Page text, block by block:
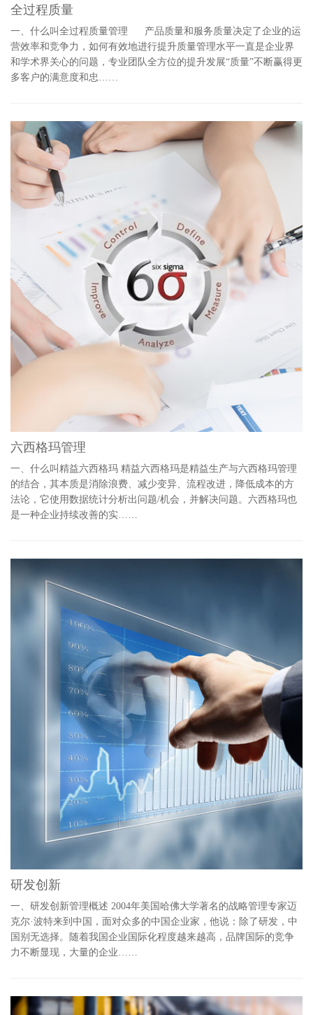
全过程质量
一、什么叫全过程质量管理 产品质量和服务质量决定了企业的运
营效率和竞争力，如何有效地进行提升质量管理水平一直是企业界
和学术界关心的问题，专业团队全方位的提升发展“质量”不断赢得更
多客户的满意度和忠……
六西格玛管理
一、什么叫精益六西格玛 精益六西格玛是精益生产与六西格玛管理
的结合，其本质是消除浪费、减少变异、流程改进，降低成本的方
法论，它使用数据统计分析出问题/机会，并解决问题。六西格玛也
是一种企业持续改善的实……
研发创新
一、研发创新管理概述 2004年美国哈佛大学著名的战略管理专家迈
克尔·波特来到中国，面对众多的中国企业家，他说：除了研发，中
国别无选择。随着我国企业国际化程度越来越高，品牌国际的竞争
力不断显现，大量的企业……